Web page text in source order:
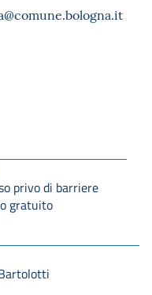
privo di barriere
gratuito